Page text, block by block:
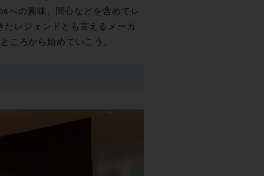
への興味、関心などを含めてレ
レジェンドとも言えるメーカ
ころから始めていこう。